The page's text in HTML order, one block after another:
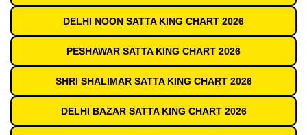
DELHI NOON SATTA KING CHART 2026
PESHAWAR SATTA KING CHART 2026
SHRI SHALIMAR SATTA KING CHART 2026
DELHI BAZAR SATTA KING CHART 2026